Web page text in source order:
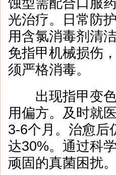
光治疗。日常防
用含氯消毒剂清
免指甲机械损伤
须严格消毒。
出现指甲变色
用偏方。及时就
3-6个月。治愈后
达30%。通过科
顽固的真菌困扰。